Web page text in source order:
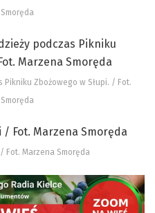
Pikniku Zbożowego w Słupi. / Fot.
Fot. Marzena Smoręda